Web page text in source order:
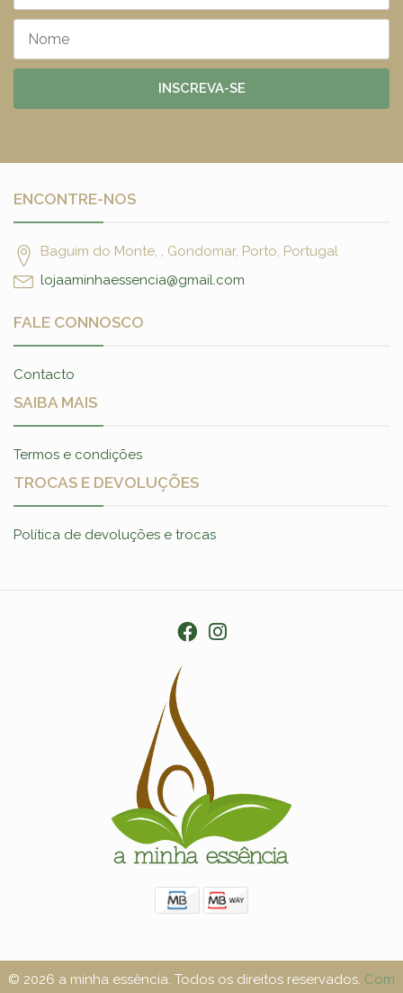
INSCREVA-SE
ENCONTRE-NOS
Baguim do Monte, , Gondomar, Porto, Portugal
lojaaminhaessencia@gmail.com
FALE CONNOSCO
Contacto
SAIBA MAIS
Termos e condições
TROCAS E DEVOLUÇÕES
Política de devoluções e trocas
© 2026 a minha essência. Todos os direitos reservados. Com